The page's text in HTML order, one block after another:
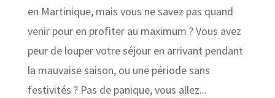
en Martinique, mais vous ne savez pas quand
venir pour en profiter au maximum ? Vous avez
peur de louper votre séjour en arrivant pendant
la mauvaise saison, ou une période sans
festivités ? Pas de panique, vous allez...